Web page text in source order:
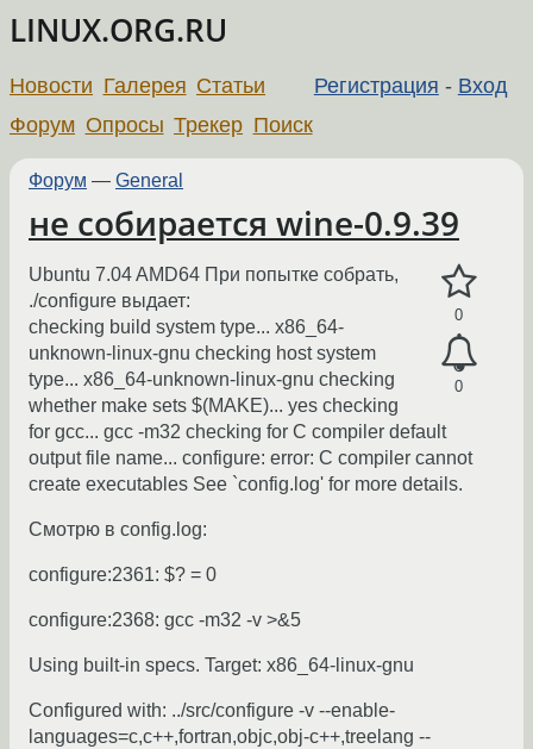
LINUX.ORG.RU
Регистрация - Вход
Новости Галерея Статьи
Форум Опросы Трекер Поиск
Форум — General
не собирается wine-0.9.39
0
0
Ubuntu 7.04 AMD64 При попытке собрать,
./configure выдает:
checking build system type... x86_64-
unknown-linux-gnu checking host system
type... x86_64-unknown-linux-gnu checking
whether make sets $(MAKE)... yes checking
for gcc... gcc -m32 checking for C compiler default
output file name... configure: error: C compiler cannot
create executables See `config.log' for more details.
Смотрю в config.log:
configure:2361: $? = 0
configure:2368: gcc -m32 -v >&5
Using built-in specs. Target: x86_64-linux-gnu
Configured with: ../src/configure -v --enable-
languages=c,c++,fortran,objc,obj-c++,treelang --